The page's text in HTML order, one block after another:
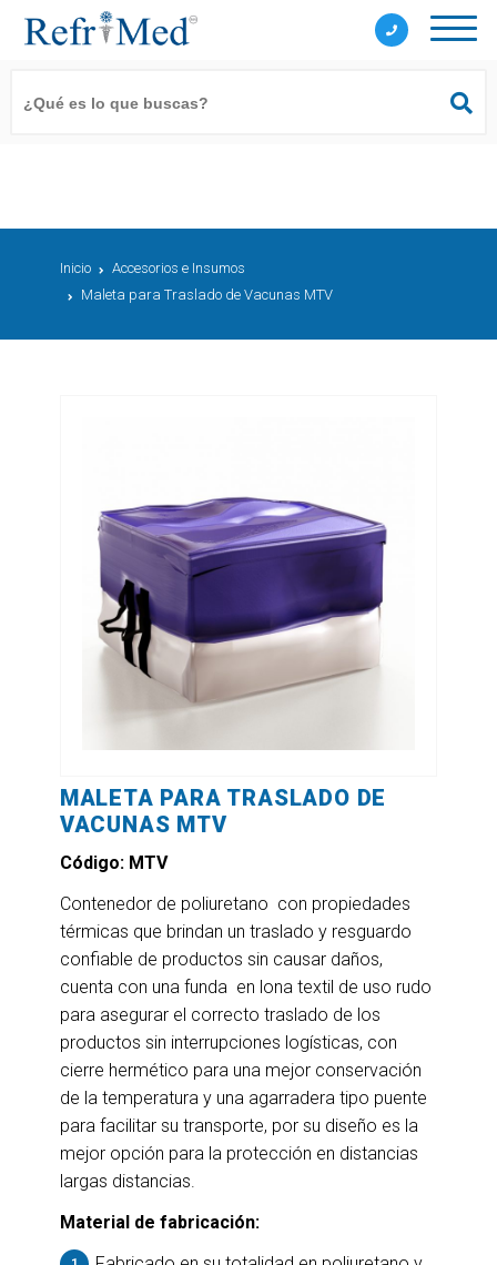
Inicio
Accesorios e Insumos
Maleta para Traslado de Vacunas MTV
MALETA PARA TRASLADO DE
VACUNAS MTV
Código: MTV
Contenedor de poliuretano con propiedades
térmicas que brindan un traslado y resguardo
confiable de productos sin causar daños,
cuenta con una funda en lona textil de uso rudo
para asegurar el correcto traslado de los
productos sin interrupciones logísticas, con
cierre hermético para una mejor conservación
de la temperatura y una agarradera tipo puente
para facilitar su transporte, por su diseño es la
mejor opción para la protección en distancias
largas distancias.
Material de fabricación: